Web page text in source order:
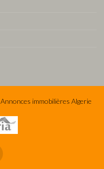
Annonces immobilières Algerie